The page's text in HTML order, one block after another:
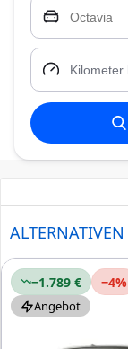
Octavia
Kilometer
−1.789 € −4%
Angebot